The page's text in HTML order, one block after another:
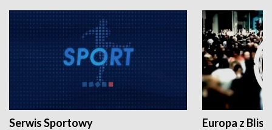
Serwis Sportowy Europa z